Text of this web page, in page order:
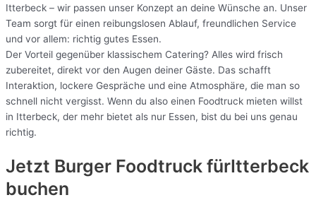
Itterbeck – wir passen unser Konzept an deine Wünsche an. Unser
Team sorgt für einen reibungslosen Ablauf, freundlichen Service
und vor allem: richtig gutes Essen.
Der Vorteil gegenüber klassischem Catering? Alles wird frisch
zubereitet, direkt vor den Augen deiner Gäste. Das schafft
Interaktion, lockere Gespräche und eine Atmosphäre, die man so
schnell nicht vergisst. Wenn du also einen Foodtruck mieten willst
in Itterbeck, der mehr bietet als nur Essen, bist du bei uns genau
richtig.
Jetzt Burger Foodtruck fürItterbeck
buchen